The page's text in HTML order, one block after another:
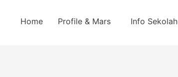
Home Profile & Mars Info Sekolah